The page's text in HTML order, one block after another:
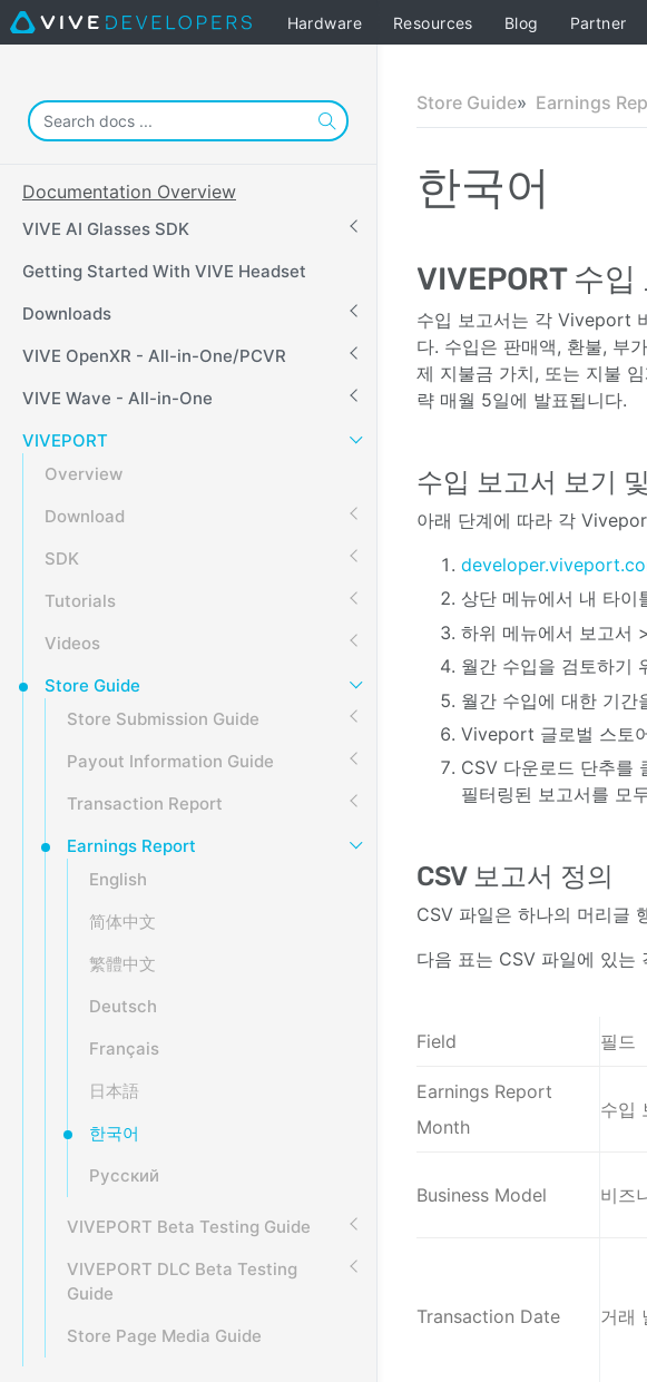
Hardware Resources Blog Partner
Documentation Overview
VIVE AI Glasses SDK
Getting Started With VIVE Headset
Downloads
VIVE OpenXR - All-in-One/PCVR
VIVE Wave - All-in-One
VIVEPORT
Overview
Download
SDK
Tutorials
Videos
Store Guide
Store Submission Guide
Payout Information Guide
Transaction Report
Earnings Report
English
简体中文
繁體中文
Deutsch
Français
日本語
한국어
Русский
VIVEPORT Beta Testing Guide
VIVEPORT DLC Beta Testing
Guide
Store Page Media Guide
Store Guide Earnings
한국어
VIVEPORT 수
수입 보고서는 각 Viveport
다. 수입은 판매액, 환불, 부
제 지불금 가치, 또는 지불
략 매월 5일에 발표됩니다.
수입 보고서 보기
아래 단계에 따라 각
상단 메뉴에서 내 타이
하위 메뉴에서 보고서
월간 수입을 검토하기
월간 수입에 대한 기간
Viveport 글로벌 스토
CSV 다운로드 단추를
필터링된 보고서를 모
CSV 보고서 정의
CSV 파일은 하나의 머리글
다음 표는 CSV 파일에 있는
Field 필드
Earnings Report
Month
수입
Business Model 비즈
Transaction Date 거래